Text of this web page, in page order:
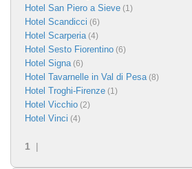
Hotel San Piero a Sieve (1)
Hotel Scandicci (6)
Hotel Scarperia(4)
Hotel Sesto Fiorentino (6)
Hotel Signa(6)
Hotel Tavarnelle in Val di Pesa(8)
Hotel Troghi-Firenze (1)
Hotel Vicchio (2)
Hotel Vinci (4)
1 |